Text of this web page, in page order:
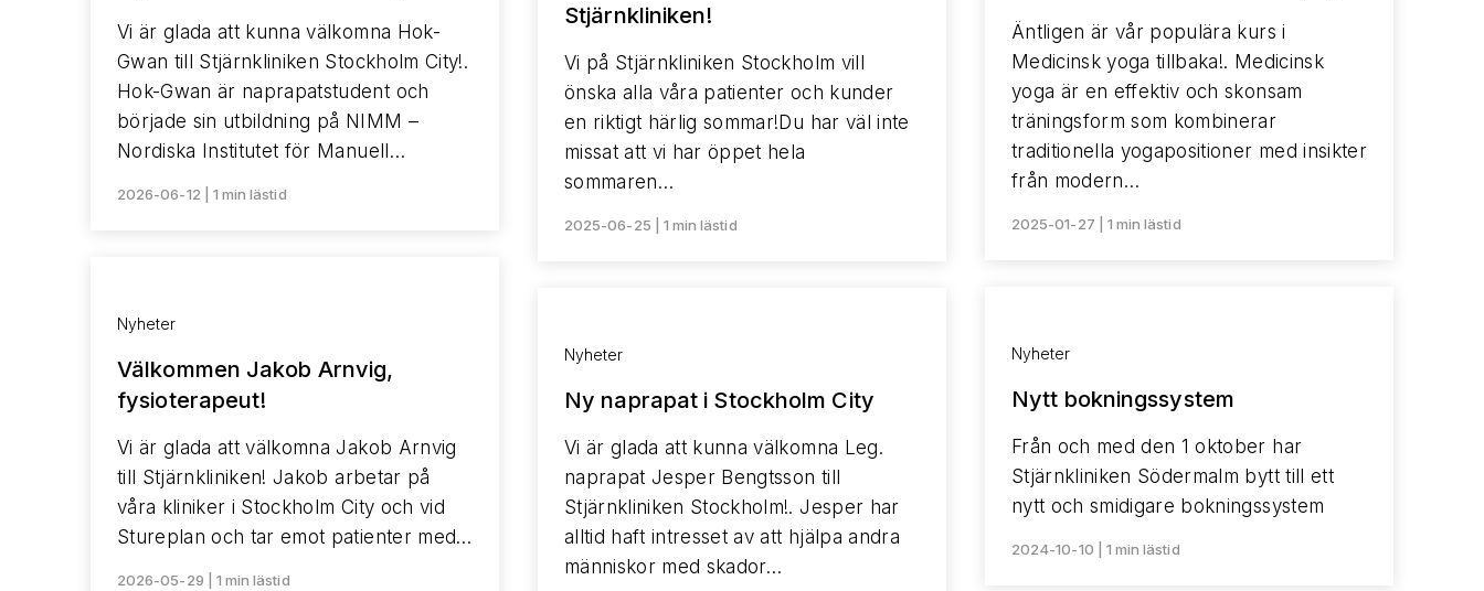
Vi är glada att kunna välkomna Hok-
Gwan till Stjärnkliniken Stockholm City!.
Hok-Gwan är naprapatstudent och
började sin utbildning på NIMM –
Nordiska Institutet för Manuell…
2026-06-12 | 1 min lästid
Nyheter
Välkommen Jakob Arnvig,
fysioterapeut!
Vi är glada att välkomna Jakob Arnvig
till Stjärnkliniken! Jakob arbetar på
våra kliniker i Stockholm City och vid
Stureplan och tar emot patienter med…
2026-05-29 | 1 min lästid
Stjärnkliniken!
Vi på Stjärnkliniken Stockholm vill
önska alla våra patienter och kunder
en riktigt härlig sommar!Du har väl inte
missat att vi har öppet hela
sommaren…
2025-06-25 | 1 min lästid
Nyheter
Ny naprapat i Stockholm City
Vi är glada att kunna välkomna Leg.
naprapat Jesper Bengtsson till
Stjärnkliniken Stockholm!. Jesper har
alltid haft intresset av att hjälpa andra
människor med skador…
Äntligen är vår populära kurs i
Medicinsk yoga tillbaka!. Medicinsk
yoga är en effektiv och skonsam
träningsform som kombinerar
traditionella yogapositioner med insikter
från modern…
2025-01-27 | 1 min lästid
Nyheter
Nytt bokningssystem
Från och med den 1 oktober har
Stjärnkliniken Södermalm bytt till ett
nytt och smidigare bokningssystem
2024-10-10 | 1 min lästid